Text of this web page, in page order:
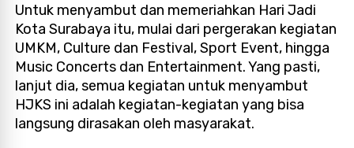
Untuk menyambut dan memeriahkan Hari Jadi
Kota Surabaya itu, mulai dari pergerakan kegiatan
UMKM, Culture dan Festival, Sport Event, hingga
Music Concerts dan Entertainment. Yang pasti,
lanjut dia, semua kegiatan untuk menyambut
HJKS ini adalah kegiatan-kegiatan yang bisa
langsung dirasakan oleh masyarakat.